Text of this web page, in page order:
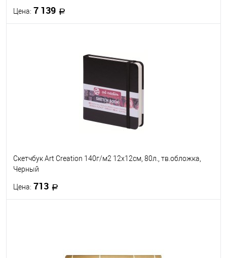
Цена: 7 139
Под заказ
Скетчбук Art Creation 140г/м2 12х12см, 80л., тв.обложка,
Черный
Цена: 713